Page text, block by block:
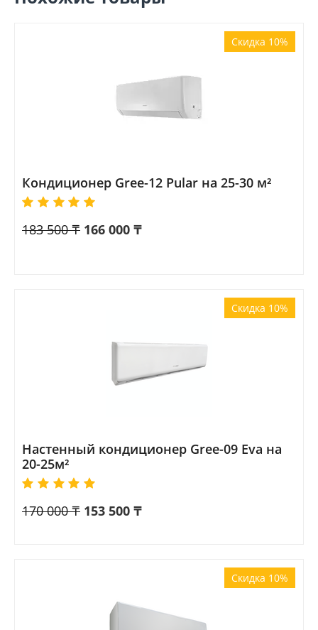
Скидка 10%
Кондиционер Gree-12 Pular на 25-30 м²
183 500 ₸ 166 000 ₸
Скидка 10%
Настенный кондиционер Gree-09 Eva на
20-25м²
170 000 ₸ 153 500 ₸
Скидка 10%